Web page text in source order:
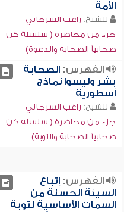
الأمة
للشيخ: راغب السرجاني
جزء من محاضرة ( سلسلة كن
صحابياً الصحابة والدعوة)
الفهرس:الصحابة
بشر وليسوا نماذج
أسطورية
للشيخ: راغب السرجاني
جزء من محاضرة ( سلسلة كن
صحابياً الصحابة والتوبة)
الفهرس:إتباع
السيئة الحسنة من
السمات الأساسية لتوبة